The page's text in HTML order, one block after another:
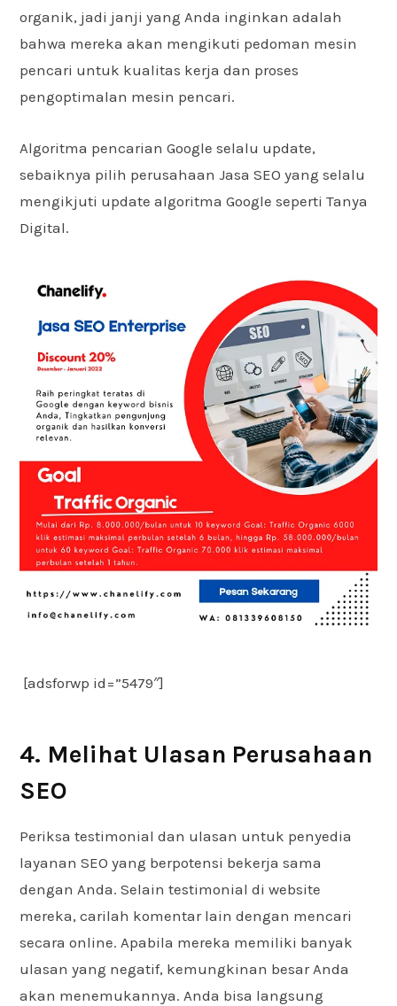
organik, jadi janji yang Anda inginkan adalah
bahwa mereka akan mengikuti pedoman mesin
pencari untuk kualitas kerja dan proses
pengoptimalan mesin pencari.
Algoritma pencarian Google selalu update,
sebaiknya pilih perusahaan Jasa SEO yang selalu
mengikjuti update algoritma Google seperti Tanya
Digital.
[adsforwp id=”5479″]
4. Melihat Ulasan Perusahaan
SEO
Periksa testimonial dan ulasan untuk penyedia
layanan SEO yang berpotensi bekerja sama
dengan Anda. Selain testimonial di website
mereka, carilah komentar lain dengan mencari
secara online. Apabila mereka memiliki banyak
ulasan yang negatif, kemungkinan besar Anda
akan menemukannya. Anda bisa langsung